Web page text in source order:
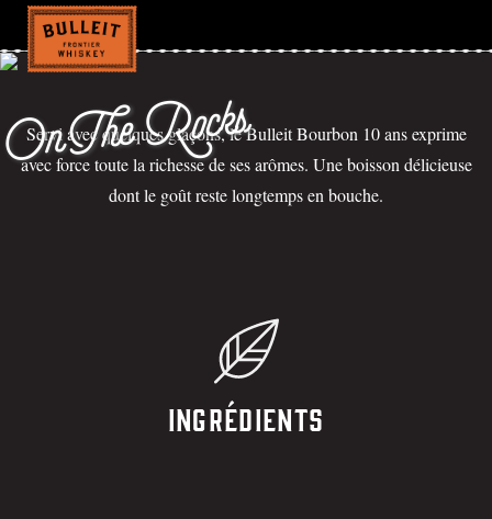
The Rocks
Servi avec quelques glaçons, le Bulleit Bourbon 10 ans exprime
avec force toute la richesse de ses arômes. Une boisson délicieuse
dont le goût reste longtemps en bouche.
Ingrédients